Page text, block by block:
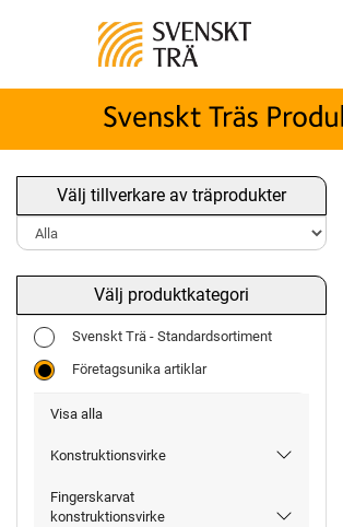
Välj tillverkare av träprodukter
Välj produktkategori
Svenskt Trä - Standardsortiment
Företagsunika artiklar
Visa alla
Konstruktionsvirke
Fingerskarvat
konstruktionsvirke